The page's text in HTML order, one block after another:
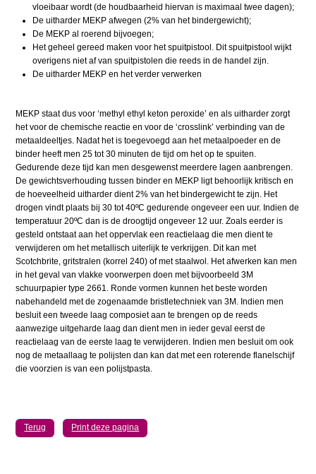
vloeibaar wordt (de houdbaarheid hiervan is maximaal twee dagen);
De uitharder MEKP afwegen (2% van het bindergewicht);
De MEKP al roerend bijvoegen;
Het geheel gereed maken voor het spuitpistool. Dit spuitpistool wijkt
overigens niet af van spuitpistolen die reeds in de handel zijn.
De uitharder MEKP en het verder verwerken
MEKP staat dus voor ‘methyl ethyl keton peroxide’ en als uitharder zorgt
het voor de chemische reactie en voor de ‘crosslink’ verbinding van de
metaaldeeltjes. Nadat het is toegevoegd aan het metaalpoeder en de
binder heeft men 25 tot 30 minuten de tijd om het op te spuiten.
Gedurende deze tijd kan men desgewenst meerdere lagen aanbrengen.
De gewichtsverhouding tussen binder en MEKP ligt behoorlijk kritisch en
de hoeveelheid uitharder dient 2% van het bindergewicht te zijn. Het
drogen vindt plaats bij 30 tot 40ºC gedurende ongeveer een uur. Indien de
temperatuur 20ºC dan is de droogtijd ongeveer 12 uur. Zoals eerder is
gesteld ontstaat aan het oppervlak een reactielaag die men dient te
verwijderen om het metallisch uiterlijk te verkrijgen. Dit kan met
Scotchbrite, gritstralen (korrel 240) of met staalwol. Het afwerken kan men
in het geval van vlakke voorwerpen doen met bijvoorbeeld 3M
schuurpapier type 2661. Ronde vormen kunnen het beste worden
nabehandeld met de zogenaamde bristletechniek van 3M. Indien men
besluit een tweede laag composiet aan te brengen op de reeds
aanwezige uitgeharde laag dan dient men in ieder geval eerst de
reactielaag van de eerste laag te verwijderen. Indien men besluit om ook
nog de metaallaag te polijsten dan kan dat met een roterende flanelschijf
die voorzien is van een polijstpasta.
Terug Print deze pagina